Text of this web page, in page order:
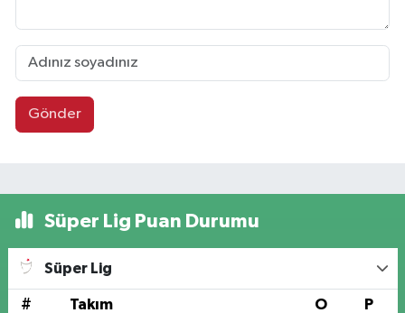
Gönder
Süper Lig Puan Durumu
Süper Lig
# Takım O P